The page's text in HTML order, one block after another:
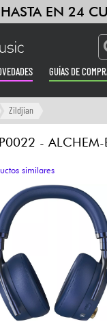
EN 24
GUÍAS DE
& samplers
Zildjian
-
similares